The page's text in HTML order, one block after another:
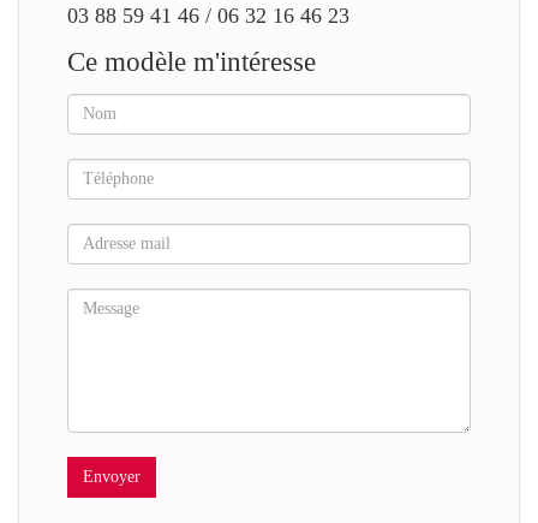
03 88 59 41 46 / 06 32 16 46 23
Ce modèle m'intéresse